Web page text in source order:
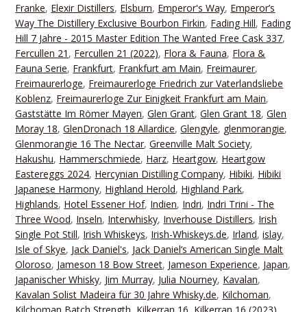
Franke, Elexir Distillers, Elsburn, Emperor's Way, Emperor’s
Way The Distillery Exclusive Bourbon Firkin, Fading Hill, Fading
Hill 7 Jahre - 2015 Master Edition The Wanted Free Cask 337,
Fercullen 21 , Fercullen 21 (2022), Flora & Fauna, Flora &
Fauna Serie, Frankfurt, Frankfurt am Main, Freimaurer,
Freimaurerloge, Freimaurerloge Friedrich zur Vaterlandsliebe
Koblenz, Freimaurerloge Zur Einigkeit Frankfurt am Main,
Gaststätte Im Römer Mayen,Glen Grant,Glen Grant 18,Glen
Moray 18,GlenDronach 18 Allardice,Glengyle, glenmorangie,
Glenmorangie 16 The Nectar,Greenville Malt Society,
Hakushu, Hammerschmiede, Harz, Heartgow, Heartgow
Eastereggs 2024, Hercynian Distilling Company, Hibiki, Hibiki
Japanese Harmony, Highland Herold, Highland Park,
Highlands, Hotel Essener Hof, Indien, Indri, Indri Trini - The
Three Wood, Inseln, Interwhisky, Inverhouse Distillers, Irish
Single Pot Still, Irish Whiskeys, Irish-Whiskeys.de, Irland,islay,
Isle of Skye, Jack Daniel's, Jack Daniel‘s American Single Malt
Oloroso, Jameson 18 Bow Street, Jameson Experience, Japan,
Japanischer Whisky, Jim Murray, Julia Nourney, Kavalan,
Kavalan Solist Madeira für 30 Jahre Whisky.de, Kilchoman,
Kilchoman Batch Strength Kilkerran 16 Kilkerran 16 (2023)